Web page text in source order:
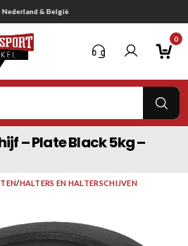
verzending vanaf € 75,-
0
– Plate Black 5kg –
/HALTERS EN HALTERSCHIJVEN